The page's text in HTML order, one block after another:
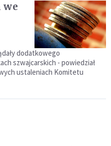
we
dodatkowego
szwajcarskich - powiedział
ustaleniach Komitetu